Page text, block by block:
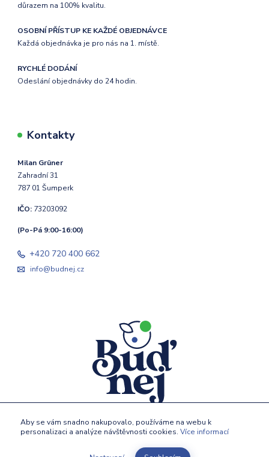
důrazem na 100% kvalitu.
OSOBNÍ PŘÍSTUP KE KAŽDÉ OBJEDNÁVCE
Každá objednávka je pro nás na 1. místě.
RYCHLÉ DODÁNÍ
Odeslání objednávky do 24 hodin.
Kontakty
Milan Grüner
Zahradní 31
787 01 Šumperk
IČO: 73203092
(Po-Pá 9:00-16:00)
+420 720 400 662
info@budnej.cz
Aby se vám snadno nakupovalo, používáme na webu k
personalizaci a analýze návštěvnosti cookies. Více informací